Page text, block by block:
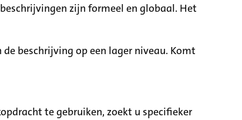
zijn formeel en globaal. Het
beschrijving op een lager niveau. Komt
te gebruiken, zoekt u specifieker